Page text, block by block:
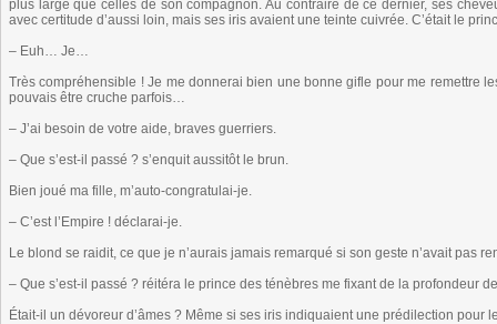
plus large que celles de son compagnon. Au contraire de ce dernier, ses
avec certitude d’aussi loin, mais ses iris avaient une teinte cuivrée. C’était le
– Euh… Je…
Très compréhensible ! Je me donnerai bien une bonne gifle pour me remettre
pouvais être cruche parfois…
– J’ai besoin de votre aide, braves guerriers.
– Que s’est-il passé ? s’enquit aussitôt le brun.
Bien joué ma fille, m’auto-congratulai-je.
– C’est l’Empire ! déclarai-je.
Le blond se raidit, ce que je n’aurais jamais remarqué si son geste n’avait pas
– Que s’est-il passé ? réitéra le prince des ténèbres me fixant de la profondeur
Était-il un dévoreur d’âmes ? Même si ses iris indiquaient une prédilection pour